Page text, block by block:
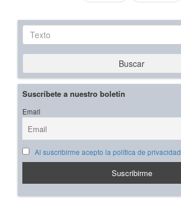
Texto
Buscar
Suscríbete a nuestro boletín
Email
Al suscribirme acepto la política de privacidad